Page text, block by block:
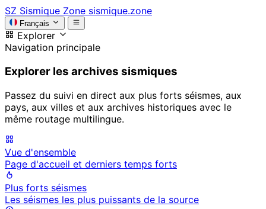
SZ Sismique Zone sismique.zone
Français
Explorer
Navigation principale
Explorer les archives sismiques
Passez du suivi en direct aux plus forts séismes, aux
pays, aux villes et aux archives historiques avec le
même routage multilingue.
Vue d'ensemble
Page d'accueil et derniers temps forts
Plus forts séismes
Les séismes les plus puissants de la source